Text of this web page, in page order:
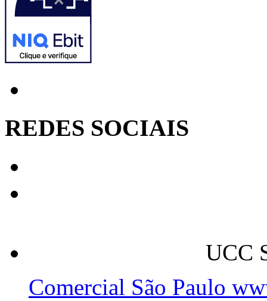
REDES SOCIAIS
UCC
Comercial São Paulo